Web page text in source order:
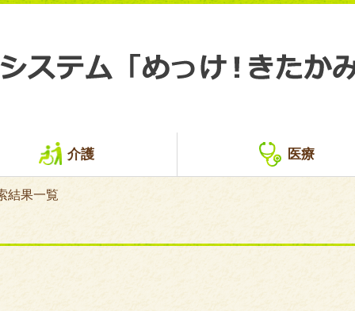
介護 医療
結果一覧